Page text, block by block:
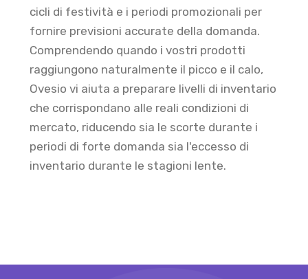
cicli di festività e i periodi promozionali per
fornire previsioni accurate della domanda.
Comprendendo quando i vostri prodotti
raggiungono naturalmente il picco e il calo,
Ovesio vi aiuta a preparare livelli di inventario
che corrispondano alle reali condizioni di
mercato, riducendo sia le scorte durante i
periodi di forte domanda sia l'eccesso di
inventario durante le stagioni lente.